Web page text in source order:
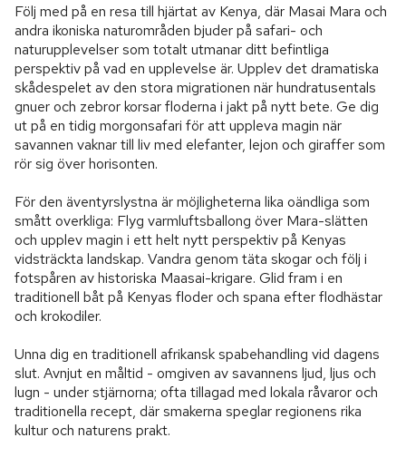
Följ med på en resa till hjärtat av Kenya, där Masai Mara och
andra ikoniska naturområden bjuder på safari- och
naturupplevelser som totalt utmanar ditt befintliga
perspektiv på vad en upplevelse är. Upplev det dramatiska
skådespelet av den stora migrationen när hundratusentals
gnuer och zebror korsar floderna i jakt på nytt bete. Ge dig
ut på en tidig morgonsafari för att uppleva magin när
savannen vaknar till liv med elefanter, lejon och giraffer som
rör sig över horisonten.
För den äventyrslystna är möjligheterna lika oändliga som
smått overkliga: Flyg varmluftsballong över Mara-slätten
och upplev magin i ett helt nytt perspektiv på Kenyas
vidsträckta landskap. Vandra genom täta skogar och följ i
fotspåren av historiska Maasai-krigare. Glid fram i en
traditionell båt på Kenyas floder och spana efter flodhästar
och krokodiler.
Unna dig en traditionell afrikansk spabehandling vid dagens
slut. Avnjut en måltid - omgiven av savannens ljud, ljus och
lugn - under stjärnorna; ofta tillagad med lokala råvaror och
traditionella recept, där smakerna speglar regionens rika
kultur och naturens prakt.